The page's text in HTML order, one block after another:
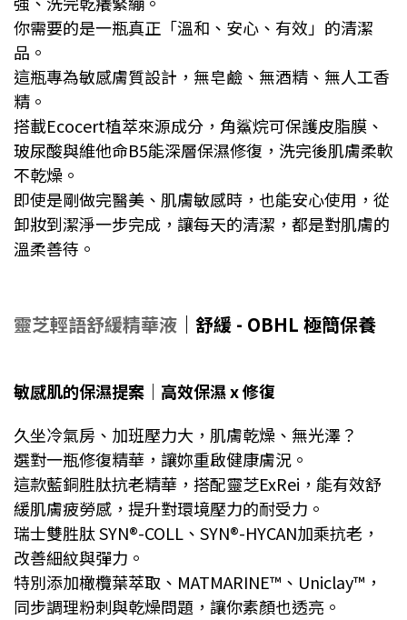
你需要的是一瓶真正「溫和、安心、有效」的清潔
品。
這瓶專為敏感膚質設計，無皂鹼、無酒精、無人工香
精。
搭載Ecocert植萃來源成分，角鯊烷可保護皮脂膜、
玻尿酸與維他命B5能深層保濕修復，洗完後肌膚柔軟
不乾燥。
即使是剛做完醫美、肌膚敏感時，也能安心使用，從
卸妝到潔淨一步完成，讓每天的清潔，都是對肌膚的
溫柔善待。
靈芝輕語舒緩精華液 ｜舒緩 - OBHL 極簡保養
敏感肌的保濕提案｜高效保濕 x 修復
久坐冷氣房、加班壓力大，肌膚乾燥、無光澤？
選對一瓶修復精華，讓妳重啟健康膚況。
這款藍銅胜肽抗老精華，搭配靈芝ExRei ，能有效舒
緩肌膚疲勞感，提升對環境壓力的耐受力。
瑞士雙胜肽 SYN®-COLL、SYN®-HYCAN加乘抗老，
改善細紋與彈力。
特別添加橄欖葉萃取、MATMARINE™、Uniclay™，
同步調理粉刺與乾燥問題，讓你素顏也透亮。